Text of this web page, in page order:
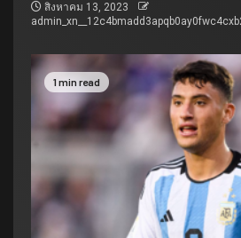
สิงหาคม 13, 2023
1 min read